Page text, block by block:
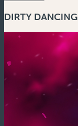
DIRTY DANCING